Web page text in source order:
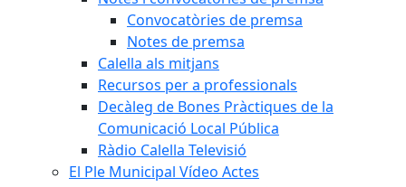
Convocatòries de premsa
Notes de premsa
Calella als mitjans
Recursos per a professionals
Decàleg de Bones Pràctiques de la
Comunicació Local Pública
Ràdio Calella Televisió
El Ple Municipal Vídeo Actes